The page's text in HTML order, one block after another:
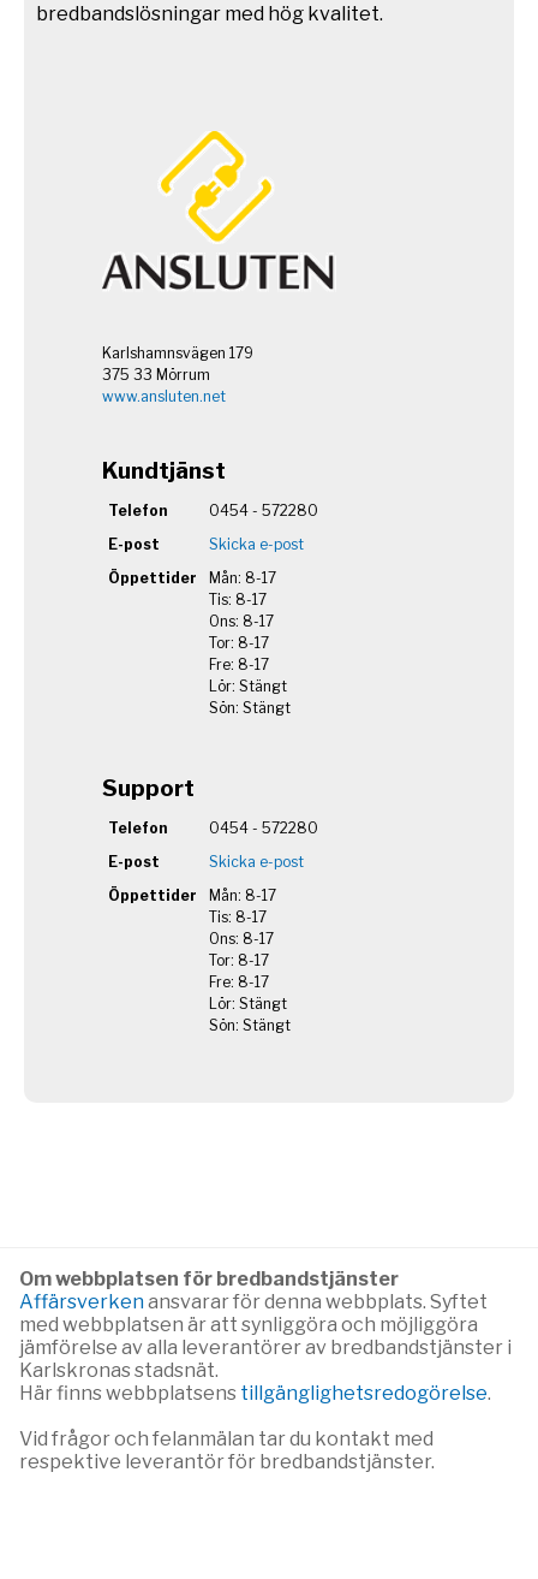
bredbandslösningar med hög kvalitet.
Karlshamnsvägen 179
375 33 Mörrum
www.ansluten.net
Kundtjänst
Telefon
0454 - 572280
E-post
Skicka e-post
Öppettider
Mån: 8-17
Tis: 8-17
Ons: 8-17
Tor: 8-17
Fre: 8-17
Lör: Stängt
Sön: Stängt
Support
Telefon
0454 - 572280
E-post
Skicka e-post
Öppettider
Mån: 8-17
Tis: 8-17
Ons: 8-17
Tor: 8-17
Fre: 8-17
Lör: Stängt
Sön: Stängt
Om webbplatsen för bredbandstjänster
Affärsverkenansvarar för denna webbplats. Syftet
med webbplatsen är att synliggöra och möjliggöra
jämförelse av alla leverantörer av bredbandstjänster i
Karlskronas stadsnät.
Här finns webbplatsens tillgänglighetsredogörelse.
Vid frågor och felanmälan tar du kontakt med
respektive leverantör för bredbandstjänster.